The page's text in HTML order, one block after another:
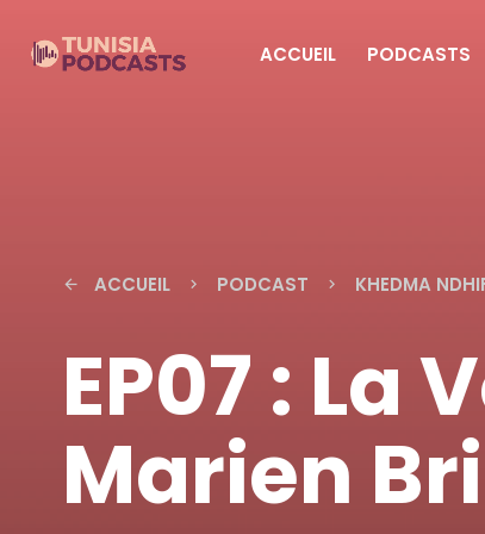
ACCUEIL PODCASTS
arrow_back ACCUEIL keyboard_arrow_right PODCAST keyboard_arrow_right KHEDMA
EP07 : La
Marien